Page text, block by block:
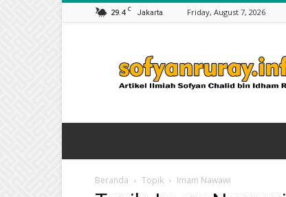
29.4 C Jakarta Friday, August 7, 2026
Sofyan
Chalid
bin
Ruray
Beranda Topik Imam Nawawi